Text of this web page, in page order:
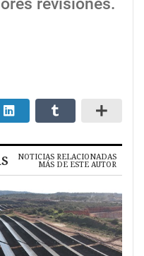
NOTICIAS RELACIONADAS
MÁS DE ESTE AUTOR